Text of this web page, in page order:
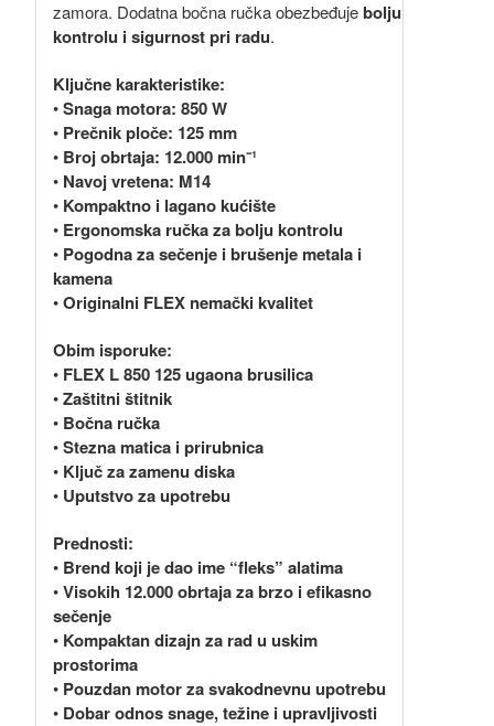
zamora. Dodatna bočna ručka obezbeđujebolju
kontrolu i sigurnost pri radu.
Ključne karakteristike:
•Snaga motora: 850 W
• Prečnik ploče: 125 mm
• Broj obrtaja: 12.000 min⁻¹
• Navoj vretena: M14
• Kompaktno i lagano kućište
• Ergonomska ručka za bolju kontrolu
• Pogodna za sečenje i brušenje metala i
kamena
•Originalni FLEX nemački kvalitet
Obim isporuke:
• FLEX L 850 125 ugaona brusilica
•Zaštitni štitnik
• Bočna ručka
•Stezna matica i prirubnica
• Ključ za zamenu diska
• Uputstvo za upotrebu
Prednosti:
• Brend koji je dao ime “fleks” alatima
•Visokih 12.000 obrtaja za brzo i efikasno
sečenje
• Kompaktan dizajn za rad u uskim
prostorima
• Pouzdan motor za svakodnevnu upotrebu
• Dobar odnos snage, težine i upravljivosti